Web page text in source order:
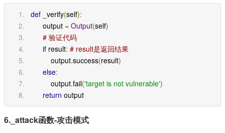
def _verify(self):
        output
= Output(self)
# 验证代码
if result: # result是返回结果
            output
.success(result)
else:
            output
.fail('target is not vulnerable')
return output
6._attack函数-攻击模式